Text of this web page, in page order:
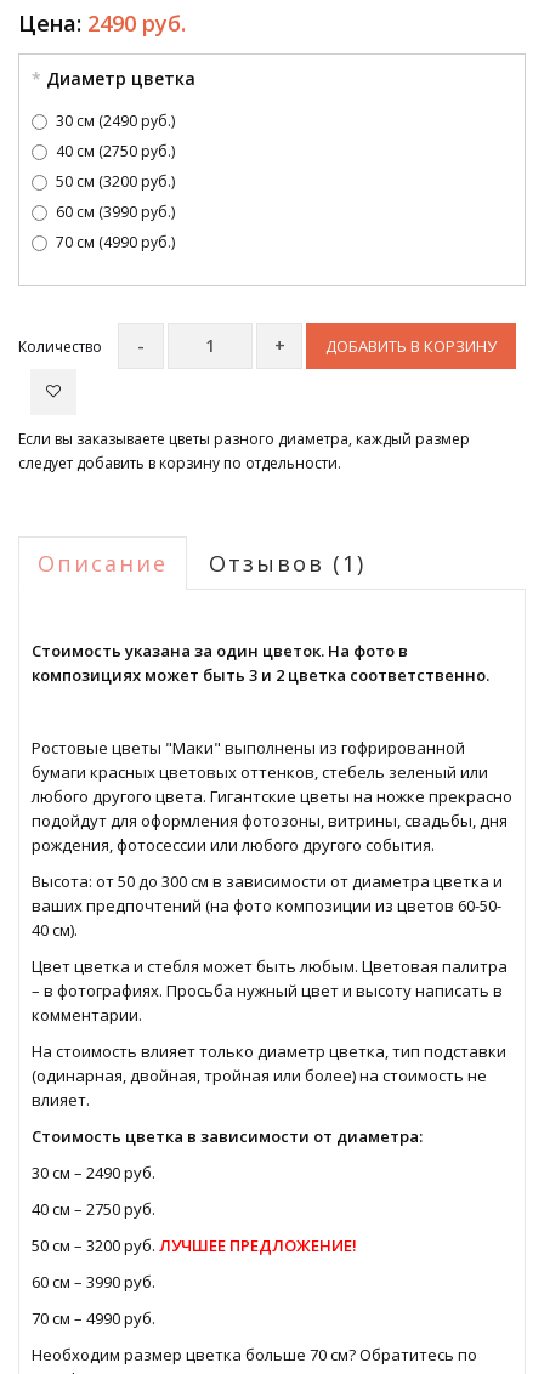
Цена: 2490 руб.
Диаметр цветка
30 см (2490 руб.)
40 см (2750 руб.)
50 см (3200 руб.)
60 см (3990 руб.)
70 см (4990 руб.)
Количество ДОБАВИТЬ В КОРЗИНУ
Если вы заказываете цветы разного диаметра, каждый размер
следует добавить в корзину по отдельности.
Описание Отзывов (1)
Стоимость указана за один цветок. На фото в
композициях может быть 3 и 2 цветка соответственно.
Ростовые цветы "Маки" выполнены из гофрированной
бумаги красных цветовых оттенков, стебель зеленый или
любого другого цвета. Гигантские цветы на ножке прекрасно
подойдут для оформления фотозоны, витрины, свадьбы, дня
рождения, фотосессии или любого другого события.
Высота: от 50 до 300 см в зависимости от диаметра цветка и
ваших предпочтений (на фото композиции из цветов 60-50-
40 см).
Цвет цветка и стебля может быть любым. Цветовая палитра
– в фотографиях. Просьба нужный цвет и высоту написать в
комментарии.
На стоимость влияет только диаметр цветка, тип подставки
(одинарная, двойная, тройная или более) на стоимость не
влияет.
Стоимость цветка в зависимости от диаметра:
30 см – 2490 руб.
40 см – 2750 руб.
50 см – 3200 руб. ЛУЧШЕЕ ПРЕДЛОЖЕНИЕ!
60 см – 3990 руб.
70 см – 4990 руб.
Необходим размер цветка больше 70 см? Обратитесь по